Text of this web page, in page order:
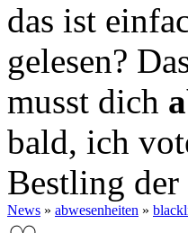
das ist
gelesen?
musst dich
bald, ich
Bestling
News » abwesenheiten »